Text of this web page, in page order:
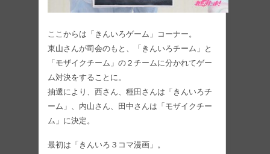
ここからは「きんいろゲーム」コーナー。
東山さんが司会のもと、「きんいろチーム」と
「モザイクチーム」の２チームに分かれてゲー
ム対決をすることに。
抽選により、西さん、種田さんは「きんいろチ
ーム」、内山さん、田中さんは「モザイクチー
ム」に決定。
最初は「きんいろ３コマ漫画」。